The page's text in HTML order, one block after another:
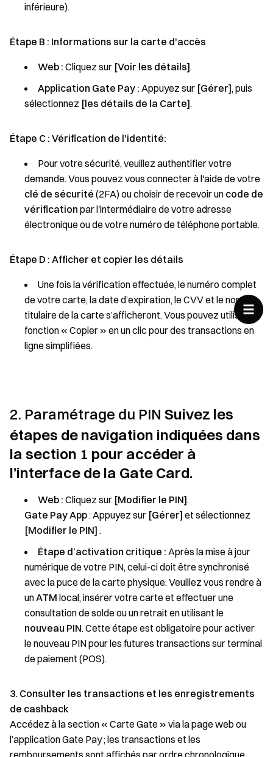
inférieure).
Étape B : Informations sur la carte d'accès
Web : Cliquez sur [Voir les détails].
Application Gate Pay : Appuyez sur [Gérer], puis
sélectionnez [les détails de la Carte].
Étape C : Vérification de l'identité:
Pour votre sécurité, veuillez authentifier votre
demande. Vous pouvez vous connecter à l'aide de votre
clé de sécurité (2FA) ou choisir de recevoir un code de
vérification par l'intermédiaire de votre adresse
électronique ou de votre numéro de téléphone portable.
Étape D : Afficher et copier les détails
Une fois la vérification effectuée, le numéro complet
de votre carte, la date d’expiration, le CVV et le nom du
titulaire de la carte s’afficheront. Vous pouvez utiliser la
fonction « Copier » en un clic pour des transactions en
ligne simplifiées.
2. Paramétrage du PIN Suivez les
étapes de navigation indiquées dans
la section 1 pour accéder à
l’interface de la Gate Card.
Web : Cliquez sur [Modifier le PIN].
Gate Pay App: Appuyez sur [Gérer] et sélectionnez
[Modifier le PIN] .
Étape d’activation critique : Après la mise à jour
numérique de votre PIN, celui-ci doit être synchronisé
avec la puce de la carte physique. Veuillez vous rendre à
unATM local, insérer votre carte et effectuer une
consultation de solde ou un retrait en utilisant le
nouveau PIN. Cette étape est obligatoire pour activer
le nouveau PIN pour les futures transactions sur terminal
de paiement (POS).
3. Consulter les transactions et les enregistrements
de cashback
Accédez à la section « Carte Gate » via la page web ou
l’application Gate Pay ; les transactions et les
remboursements sont affichés par ordre chronologique.